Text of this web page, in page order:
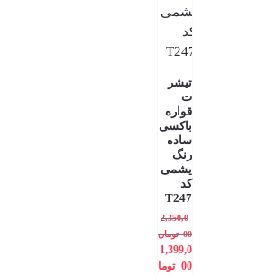
تیشر
ت
قواره
باکسی
ساده
رنگ
یشمی
کد
T247
2,350,0
00 تومان
1,399,0
00 توما